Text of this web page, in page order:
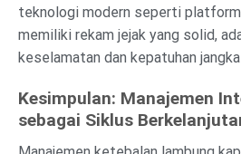
teknologi modern seperti
memiliki rekam jejak yang solid,
keselamatan dan kepatuhan
Kesimpulan: Manajemen
sebagai Siklus